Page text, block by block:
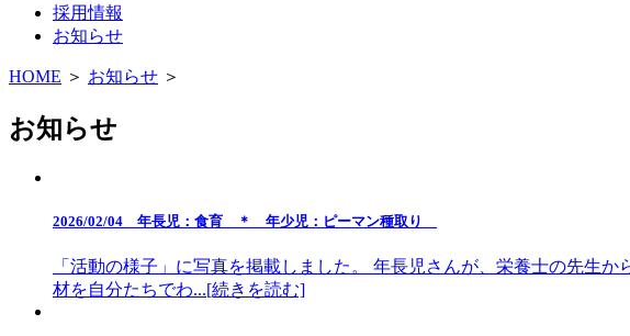
採用情報
お知らせ
HOME ＞ お知らせ ＞
お知らせ
2026/02/04 年長児：食育 ＊ 年少児：ピーマン種取り
「活動の様子」に写真を掲載しました。 年長児さんが、栄養士の先生
材を自分たちでわ...[続きを読む]